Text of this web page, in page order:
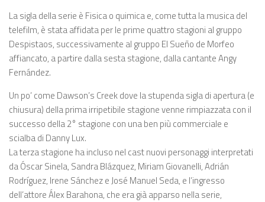
La sigla della serie è Fisica o quimica e, come tutta la musica del
telefilm, è stata affidata per le prime quattro stagioni al gruppo
Despistaos, successivamente al gruppo El Sueño de Morfeo
affiancato, a partire dalla sesta stagione, dalla cantante Angy
Fernández.
Un po’ come Dawson’s Creek dove la stupenda sigla di apertura (e
chiusura) della prima irripetibile stagione venne rimpiazzata con il
successo della 2° stagione con una ben più commerciale e
scialba di Danny Lux.
La terza stagione ha incluso nel cast nuovi personaggi interpretati
da Óscar Sinela, Sandra Blázquez, Miriam Giovanelli, Adrián
Rodríguez, Irene Sánchez e José Manuel Seda, e l’ingresso
dell’attore Álex Barahona, che era già apparso nella serie,